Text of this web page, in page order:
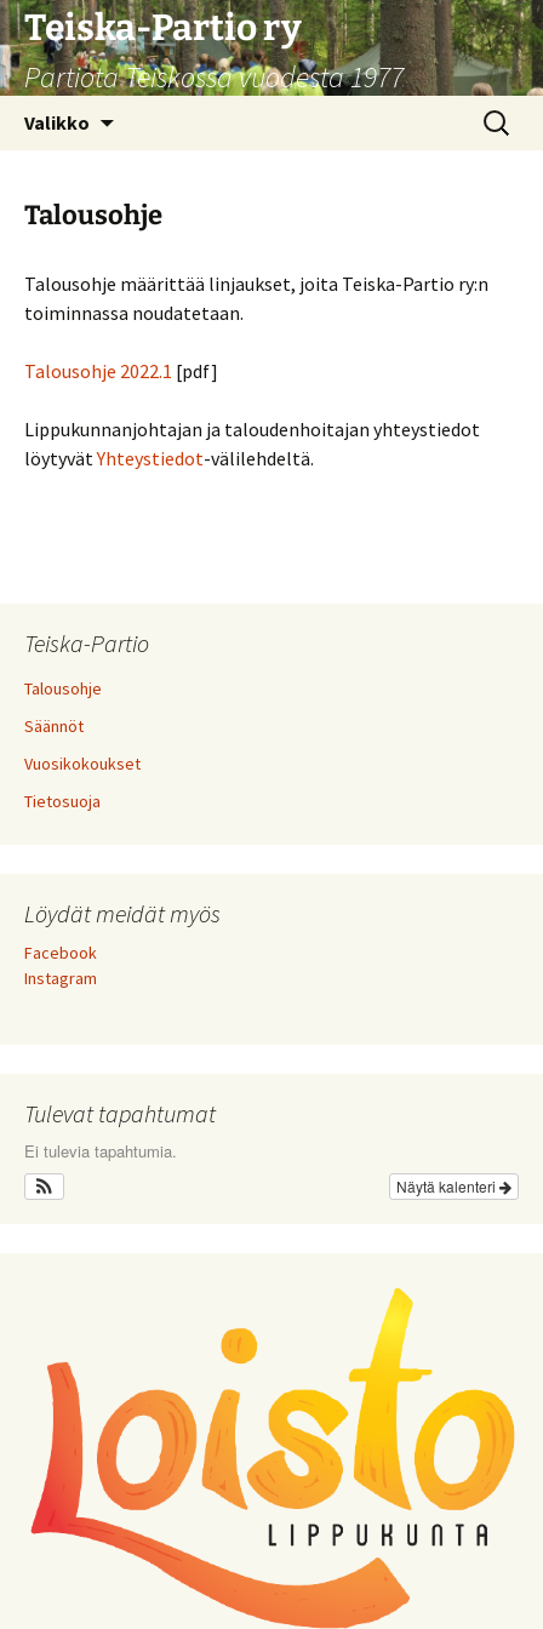
Siirry
sisältöön
Teiska-Partio ry
Partiota Teiskossa vuodesta 1977
Valikko Haku:
Talousohje
Talousohje määrittää linjaukset, joita Teiska-Partio ry:n
toiminnassa noudatetaan.
Talousohje 2022.1 [pdf]
Lippukunnanjohtajan ja taloudenhoitajan yhteystiedot
löytyvätYhteystiedot-välilehdeltä.
Teiska-Partio
Talousohje
Säännöt
Vuosikokoukset
Tietosuoja
Löydät meidät myös
Facebook
Instagram
Tulevat tapahtumat
Ei tulevia tapahtumia.
Näytä kalenteri